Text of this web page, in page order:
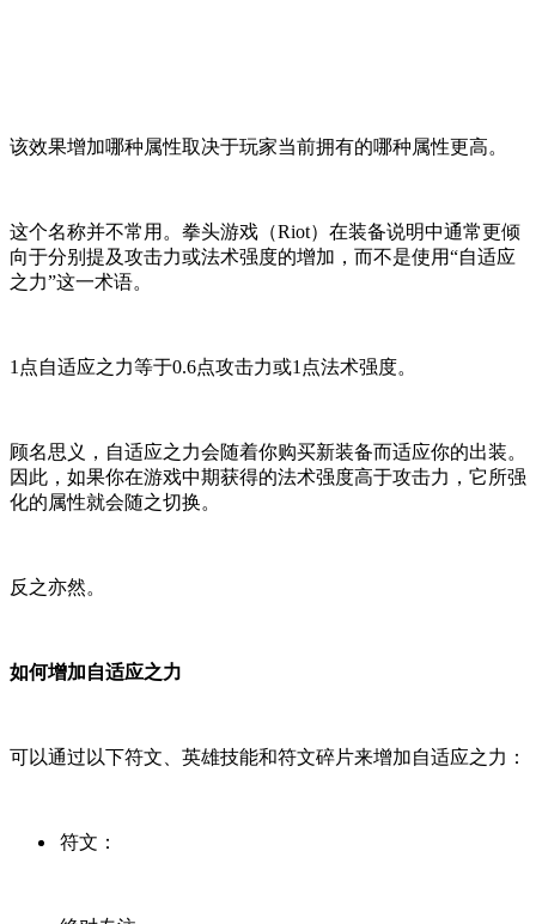
该效果增加哪种属性取决于玩家当前拥有的哪种属性更高。
这个名称并不常用。拳头游戏（Riot）在装备说明中通常更倾
向于分别提及攻击力或法术强度的增加，而不是使用“自适应
之力”这一术语。
1点自适应之力等于0.6点攻击力或1点法术强度。
顾名思义，自适应之力会随着你购买新装备而适应你的出装。
因此，如果你在游戏中期获得的法术强度高于攻击力，它所强
化的属性就会随之切换。
反之亦然。
如何增加自适应之力
可以通过以下符文、英雄技能和符文碎片来增加自适应之力：
符文：